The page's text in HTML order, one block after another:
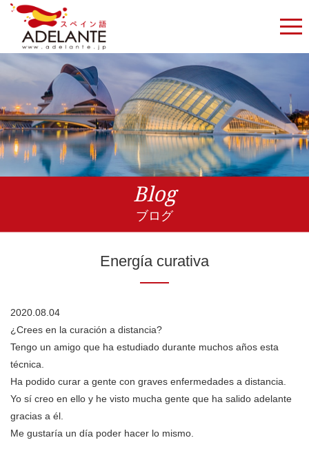
Blog
ブログ
Energía curativa
2020.08.04
¿Crees en la curación a distancia?
Tengo un amigo que ha estudiado durante muchos años esta
técnica.
Ha podido curar a gente con graves enfermedades a distancia.
Yo sí creo en ello y he visto mucha gente que ha salido adelante
gracias a él.
Me gustaría un día poder hacer lo mismo.